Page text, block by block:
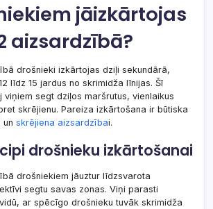
jāizkārtojas
aizsardzībā?
drošnieki izkārtojas dziļi sekundārā,
līdz 15 jardus no skrimidža līnijas. Šī
viņiem segt dziļos maršrutus, vienlaikus
skrējienu. Pareiza izkārtošana ir būtiska
un skrējiena aizsardzībai.
drošnieku izkārtošanai
drošniekiem jāuztur līdzsvarota
segtu savas zonas. Viņi parasti
ar spēcīgo drošnieku tuvāk skrimidža